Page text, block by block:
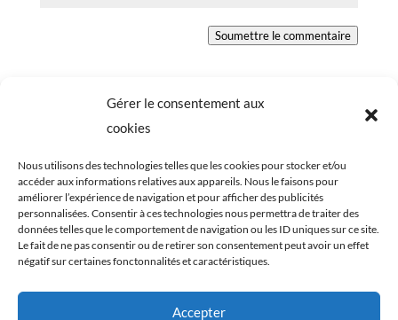
Gérer le consentement aux
cookies
Nous utilisons des technologies telles que les cookies pour stocker et/ou
accéder aux informations relatives aux appareils. Nous le faisons pour
améliorer l’expérience de navigation et pour afficher des publicités
personnalisées. Consentir à ces technologies nous permettra de traiter des
données telles que le comportement de navigation ou les ID uniques sur ce site.
Le fait de ne pas consentir ou de retirer son consentement peut avoir un effet
négatif sur certaines fonctonnalités et caractéristiques.
Accepter
Soumettre le commentaire
Tous les éléments du blog Cookismo (articles,